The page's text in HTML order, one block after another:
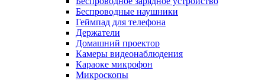
Беспроводные наушники
Геймпад для телефона
Держатели
Домашний проектор
Камеры видеонаблюдения
Караоке микрофон
Микроскопы